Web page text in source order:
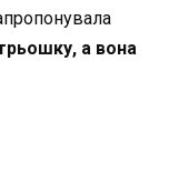
а вона